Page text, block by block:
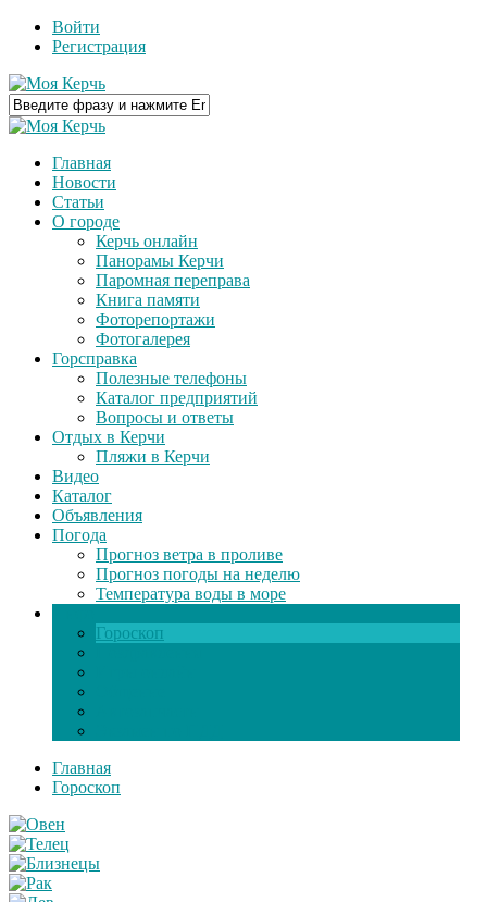
Войти
Регистрация
Главная
Новости
Статьи
О городе
Керчь онлайн
Панорамы Керчи
Паромная переправа
Книга памяти
Фоторепортажи
Фотогалерея
Горсправка
Полезные телефоны
Каталог предприятий
Вопросы и ответы
Отдых в Керчи
Пляжи в Керчи
Видео
Каталог
Объявления
Погода
Прогноз ветра в проливе
Прогноз погоды на неделю
Температура воды в море
Гороскоп
Главная
Гороскоп